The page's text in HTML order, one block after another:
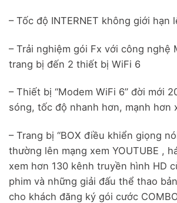
– Tốc độ INTERNET không giới hạn
– Trải nghiệm gói Fx với công nghệ
trang bị đến 2 thiết bị WiFi 6
– Thiết bị “Modem WiFi 6” đời mới
sóng, tốc độ nhanh hơn, mạnh hơn
– Trang bị “BOX điều khiển giọng
thường lên mạng xem YOUTUBE ,
xem hơn 130 kênh truyền hình HD
phim và những giải đấu thể thao
cho khách đăng ký gói cước